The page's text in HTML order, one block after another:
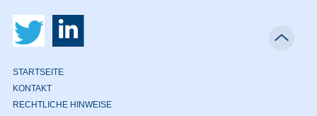
STARTSEITE
KONTAKT
RECHTLICHE HINWEISE